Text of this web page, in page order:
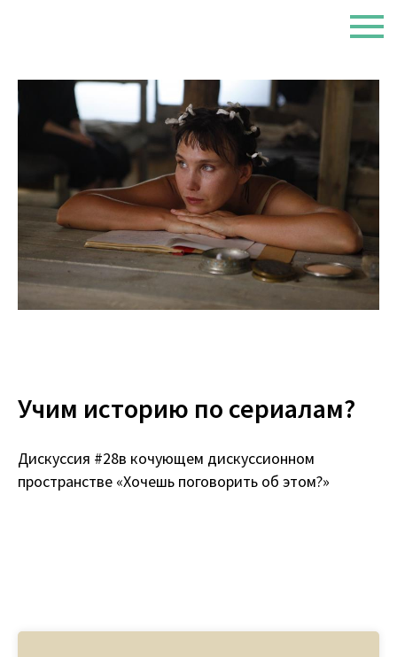
Учим историю по сериалам?
Дискуссия #28в кочующем дискуссионном
пространстве «Хочешь поговорить об этом?»